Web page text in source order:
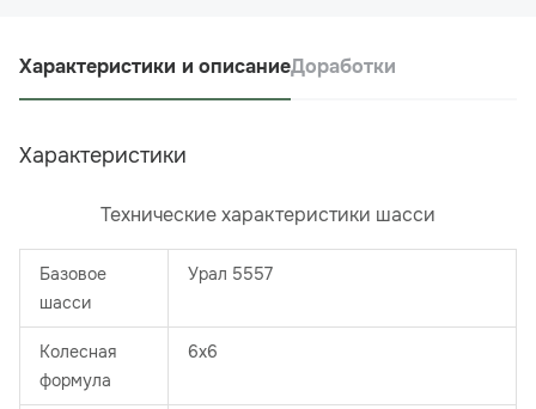
Характеристики и описаниеДоработки
Характеристики
Технические характеристики шасси
Базовое
шасси
Урал 5557
Колесная
формула
6х6